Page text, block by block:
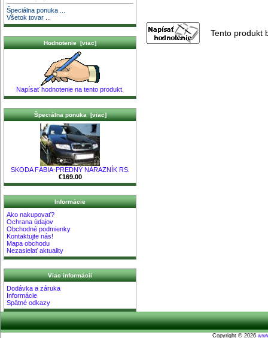
Špeciálna ponuka ...
Všetok tovar ...
Hodnotenie [viac]
Napísať hodnotenie na tento produkt.
Špeciálna ponuka [viac]
SKODA FÁBIA-PREDNÝ NÁRAZNÍK RS.
€169.00
Informácie
Ako nakupovať?
Ochrana údajov
Obchodné podmienky
Kontaktujte nás!
Mapa obchodu
Nezasielať aktuality
Viac informácií
Dodávka a záruka
Informácie
Spätné odkazy
Tento produkt
Copyright © 2026